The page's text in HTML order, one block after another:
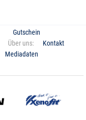
Gutschein
Über uns:
Kontakt
Mediadaten